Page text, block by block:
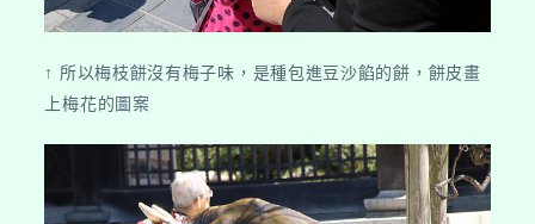
↑ 所以梅枝餅沒有梅子味，是種包進豆沙餡的餅，餅皮畫
上梅花的圖案